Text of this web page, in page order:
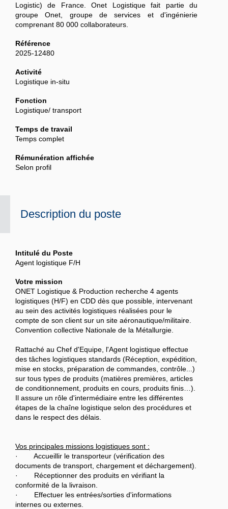
Description du poste
Intitulé du Poste
Agent logistique F/H
Votre mission
ONET Logistique & Production recherche 4 agents
logistiques (H/F) en CDD dès que possible, intervenant
au sein des activités logistiques réalisées pour le
compte de son client sur un site aéronautique/militaire.
Convention collective Nationale de la Métallurgie.
Rattaché au Chef d'Equipe, l'Agent logistique effectue
des tâches logistiques standards (Réception, expédition,
mise en stocks, préparation de commandes, contrôle...)
sur tous types de produits (matières premières, articles
de conditionnement, produits en cours, produits finis…).
Il assure un rôle d'intermédiaire entre les différentes
étapes de la chaîne logistique selon des procédures et
dans le respect des délais.
Vos principales missions logistiques sont :
· Accueillir le transporteur (vérification des
documents de transport, chargement et déchargement).
· Réceptionner des produits en vérifiant la
conformité de la livraison.
· Effectuer les entrées/sorties d'informations
internes ou externes.
Logistic) de France. Onet Logistique fait partie du
groupe Onet, groupe de services et d'ingénierie
comprenant 80 000 collaborateurs.
Référence
2025-12480
Activité
Logistique in-situ
Fonction
Logistique/ transport
Temps de travail
Temps complet
Rémunération affichée
Selon profil